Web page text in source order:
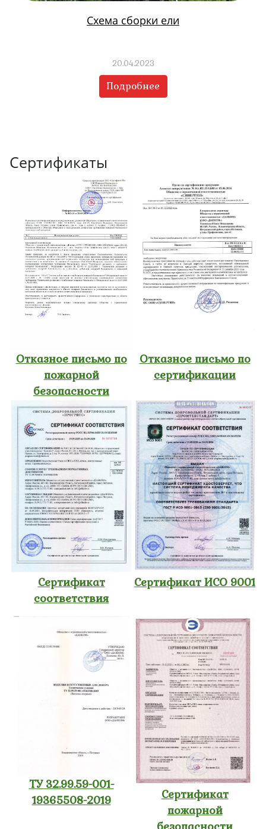
Схема сборки ели
20.04.2023
Подробнее
Сертификаты
Отказное письмо по
пожарной
безопасности
Отказное письмо по
сертификации
Сертификат
соответствия
Сертификат ИСО 9001
ТУ 32.99.59-001-
19365508-2019
Сертификат
пожарной